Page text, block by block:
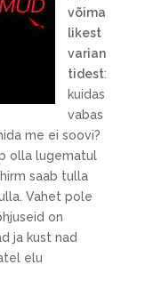
võima
likest
varian
tidest:
kuidas
vabas
me ei soovi?
olla lugematul
saab tulla
Vahet pole
on
ja kust nad
elu